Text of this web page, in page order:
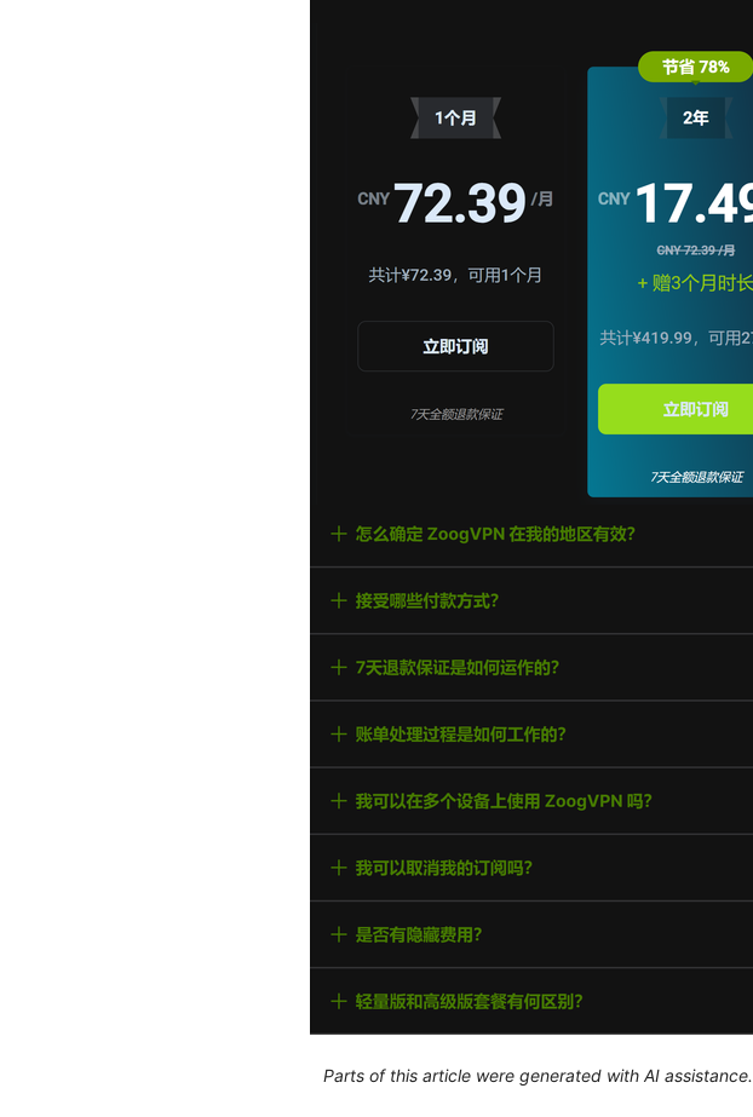
Parts of this article were generated with AI